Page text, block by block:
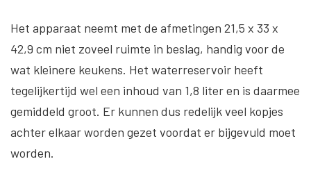
Het apparaat neemt met de afmetingen 21,5 x 33 x
42,9 cm niet zoveel ruimte in beslag, handig voor de
wat kleinere keukens. Het waterreservoir heeft
tegelijkertijd wel een inhoud van 1,8 liter en is daarmee
gemiddeld groot. Er kunnen dus redelijk veel kopjes
achter elkaar worden gezet voordat er bijgevuld moet
worden.